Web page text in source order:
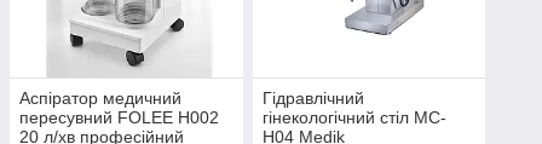
Аспіратор медичний
пересувний FOLEE H002
20 л/хв професійний
Гідравлічний
гінекологічний стіл MC-
H04 Medik